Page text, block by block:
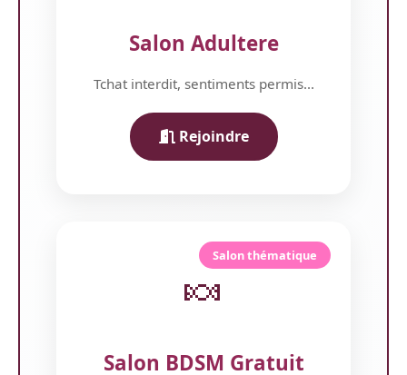
Salon Adultere
Tchat interdit, sentiments permis...
Rejoindre
Salon thématique
🍬
Salon BDSM Gratuit